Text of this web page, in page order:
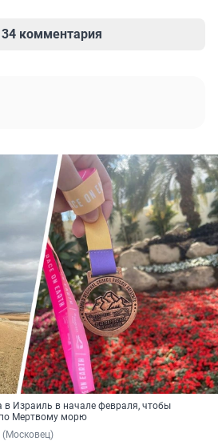
34 комментария
в Израиль в начале февраля, чтобы
Мертвому морю
(Московец)